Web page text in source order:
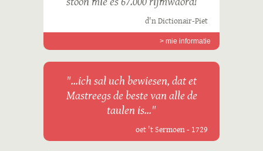
d'n Dictionair-Piet
> mie informatie
"...ich sal uch bewiesen, dat et
Mastreegs de beste van alle de
taulen is..."
oet 't Sermoen - 1729